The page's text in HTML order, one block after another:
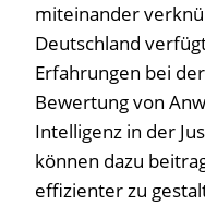
miteinander
Deutschland
Erfahrungen bei
Bewertung von
Intelligenz in der
können dazu
effizienter zu